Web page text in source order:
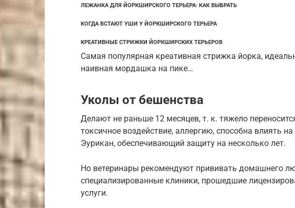
ЛЕЖАНКА ДЛЯ ЙОРКШИРСКОГО ТЕРЬЕРА: КАК ВЫБРАТЬ
КОГДА ВСТАЮТ УШИ У ЙОРКШИРСКОГО ТЕРЬЕРА
КРЕАТИВНЫЕ СТРИЖКИ ЙОРКШИРСКИХ ТЕРЬЕРОВ
Самая популярная креативная стрижка йорка,
наивная мордашка на пике…
Уколы от бешенства
Делают не раньше 12 месяцев, т. к. тяжело
токсичное воздействие, аллергию, способна влиять
Эурикан, обеспечивающий защиту на несколько лет.
Но ветеринары рекомендуют прививать домашнего
специализированные клиники, прошедшие
услуги.